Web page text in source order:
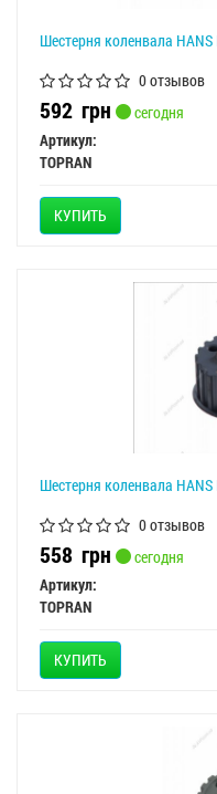
Шестерня коленвала HANS
0 отзывов
592 грн
сегодня
Артикул:
TOPRAN
КУПИТЬ
Шестерня коленвала HANS
0 отзывов
558 грн
сегодня
Артикул:
TOPRAN
КУПИТЬ